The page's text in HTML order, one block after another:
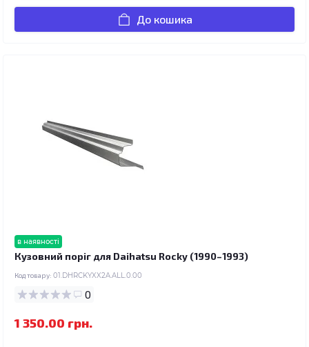
До кошика
в наявності
Кузовний поріг для Daihatsu Rocky (1990–1993)
Код товару: 01.DHRCKYXX2A.ALL.0.00
0
1 350.00 грн.